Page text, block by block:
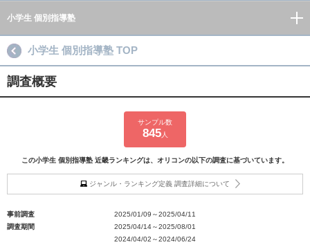
小学生 個別指導塾
小学生 個別指導塾 TOP
調査概要
サンプル数
845人
この小学生 個別指導塾 近畿ランキングは、オリコンの以下の調査に基づいています。
ジャンル・ランキング定義 調査詳細について
事前調査
2025/01/09～2025/04/11
調査期間
2025/04/14～2025/08/01
2024/04/02～2024/06/24